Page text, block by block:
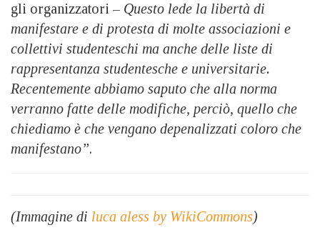
gli organizzatori – Questo lede la libertà di
manifestare e di protesta di molte associazioni e
collettivi studenteschi ma anche delle liste di
rappresentanza studentesche e universitarie.
Recentemente abbiamo saputo che alla norma
verranno fatte delle modifiche, perciò, quello che
chiediamo è che vengano depenalizzati coloro che
manifestano”.
(Immagine di luca aless by WikiCommons)